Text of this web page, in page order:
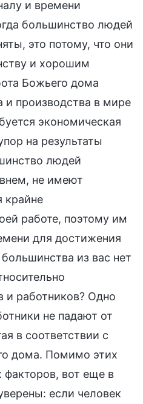
и времени
большинство людей
это потому, что они
и хорошим
Божьего дома
и производства в мире
экономическая
на результаты
людей
не имеют
крайне
работе, поэтому им
для достижения
из вас нет
и работников? Одно
не падают от
в соответствии с
дома. Помимо этих
вот еще в
если человек